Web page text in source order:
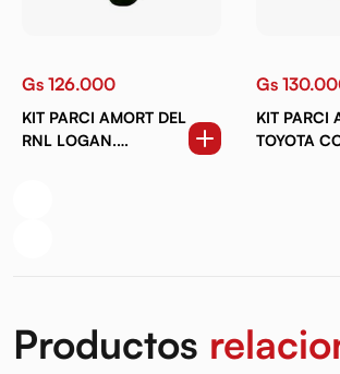
Gs 126.000
KIT PARCI AMORT DEL
RNL LOGAN.
Gs
KIT PARCI
TOYOTA
Productos